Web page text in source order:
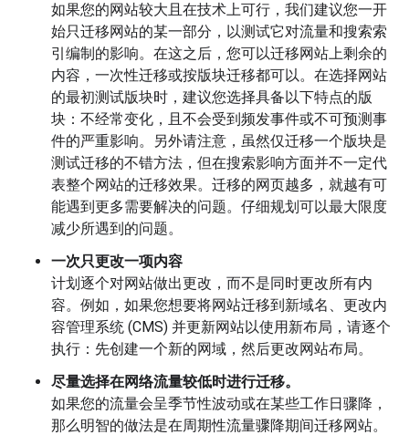
如果您的网站较大且在技术上可行，我们建议您一开
始只迁移网站的某一部分，以测试它对流量和搜索索
引编制的影响。在这之后，您可以迁移网站上剩余的
内容，一次性迁移或按版块迁移都可以。在选择网站
的最初测试版块时，建议您选择具备以下特点的版
块：不经常变化，且不会受到频发事件或不可预测事
件的严重影响。另外请注意，虽然仅迁移一个版块是
测试迁移的不错方法，但在搜索影响方面并不一定代
表整个网站的迁移效果。迁移的网页越多，就越有可
能遇到更多需要解决的问题。仔细规划可以最大限度
减少所遇到的问题。
一次只更改一项内容
计划逐个对网站做出更改，而不是同时更改所有内
容。例如，如果您想要将网站迁移到新域名、更改内
容管理系统 (CMS) 并更新网站以使用新布局，请逐个
执行：先创建一个新的网域，然后更改网站布局。
尽量选择在网络流量较低时进行迁移。
如果您的流量会呈季节性波动或在某些工作日骤降，
那么明智的做法是在周期性流量骤降期间迁移网站。